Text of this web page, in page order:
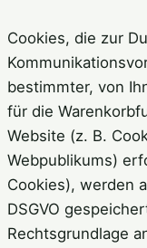
Cookies, die zur
bestimmter, von
für die
Website (z. B.
Webpublikums)
Cookies), werden
DSGVO
Rechtsgrundlage